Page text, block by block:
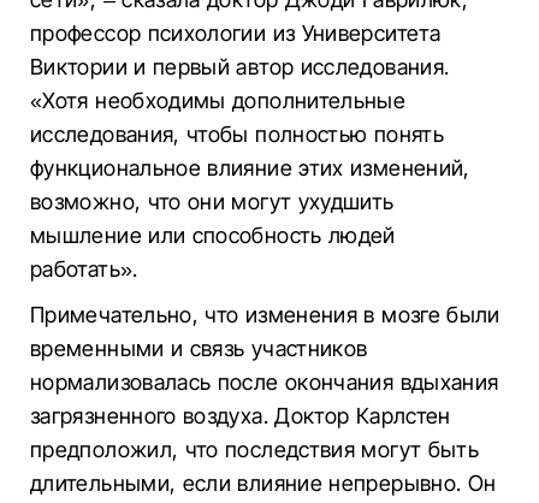
профессор психологии из Университета
Виктории и первый автор исследования.
«Хотя необходимы дополнительные
исследования, чтобы полностью понять
функциональное влияние этих изменений,
возможно, что они могут ухудшить
мышление или способность людей
работать».
Примечательно, что изменения в мозге были
временными и связь участников
нормализовалась после окончания вдыхания
загрязненного воздуха. Доктор Карлстен
предположил, что последствия могут быть
длительными, если влияние непрерывно. Он